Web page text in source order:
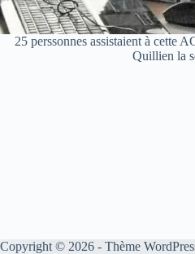
25 perssonnes assistaient à cette
Quillien la
Copyright © 2026 - Thème